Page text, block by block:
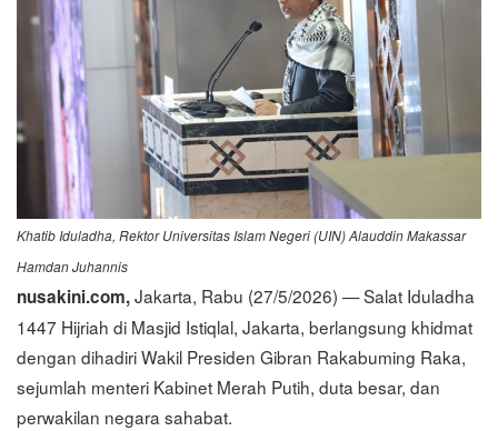
Khatib Iduladha, Rektor Universitas Islam Negeri (UIN) Alauddin Makassar
Hamdan Juhannis
nusakini.com,Jakarta, Rabu (27/5/2026) — Salat Iduladha
1447 Hijriah di Masjid Istiqlal, Jakarta, berlangsung khidmat
dengan dihadiri Wakil Presiden Gibran Rakabuming Raka,
sejumlah menteri Kabinet Merah Putih, duta besar, dan
perwakilan negara sahabat.